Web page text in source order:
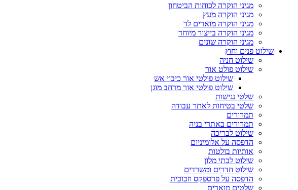
מגיני הוקרה לכוחות הביטחון
מגיני הוקרה מעץ
מגיני הוקרה מוארים לד
מגיני הוקרה בייצור מיוחד
מגיני הוקרה שונים
שילוט פנים וחוץ
שילוט חניה
שילוט פולט אור
שילוט פולטי אור כיבוי אש
שילוט פולטי אור מרחב מוגן
שלטי נגישות
שלטי בטיחות לאתר עבודה
תמרורים
תמרורים באתרי בניה
שילוט לבריכה
הדפסה על אלומיניום
אותיות בולטות
שילוט לבתי מלון
שילוט חדרים ומשרדים
הדפסה על פרספקס וזכוכית
שלטים מוארים